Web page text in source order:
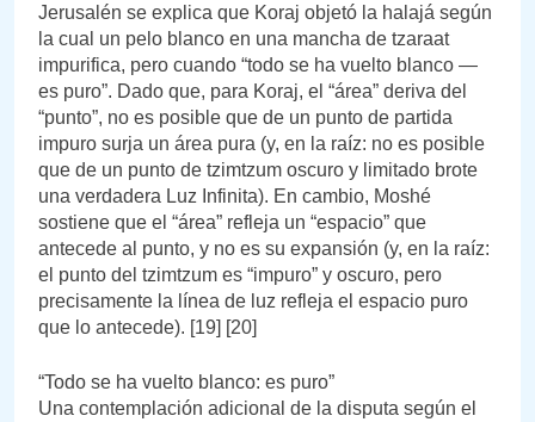
Jerusalén se explica que Koraj objetó la halajá según
la cual un pelo blanco en una mancha de tzaraat
impurifica, pero cuando “todo se ha vuelto blanco —
es puro”. Dado que, para Koraj, el “área” deriva del
“punto”, no es posible que de un punto de partida
impuro surja un área pura (y, en la raíz: no es posible
que de un punto de tzimtzum oscuro y limitado brote
una verdadera Luz Infinita). En cambio, Moshé
sostiene que el “área” refleja un “espacio” que
antecede al punto, y no es su expansión (y, en la raíz:
el punto del tzimtzum es “impuro” y oscuro, pero
precisamente la línea de luz refleja el espacio puro
que lo antecede). [19] [20]
“Todo se ha vuelto blanco: es puro”
Una contemplación adicional de la disputa según el